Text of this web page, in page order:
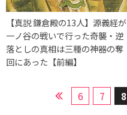
【真説 鎌倉殿の13人】源義経が
一ノ谷の戦いで行った奇襲・逆
落としの真相は三種の神器の奪
回にあった【前編】
6 7 8